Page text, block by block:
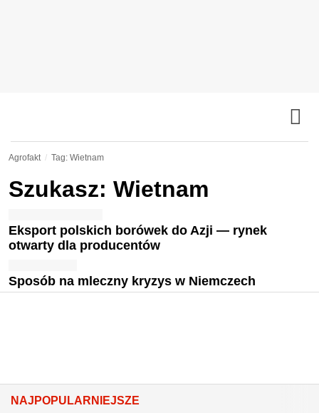
Agrofakt Tag: Wietnam
Szukasz: Wietnam
Eksport polskich borówek do Azji — rynek
otwarty dla producentów
Sposób na mleczny kryzys w Niemczech
NAJPOPULARNIEJSZE